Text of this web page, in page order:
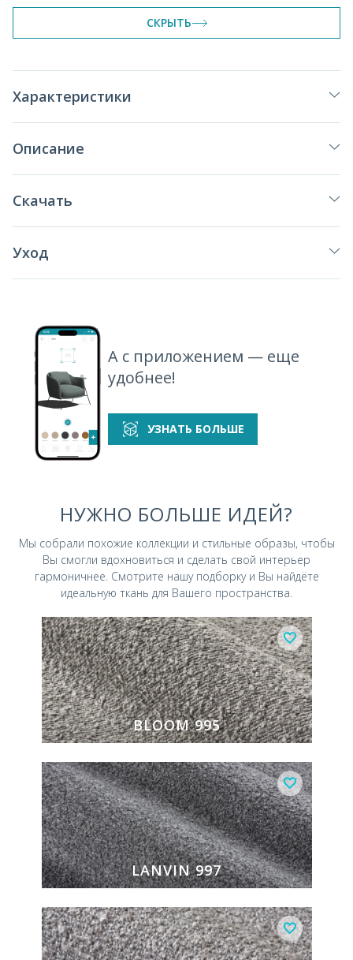
СКРЫТЬ
Характеристики
Описание
Скачать
Уход
А с приложением — еще
удобнее!
УЗНАТЬ БОЛЬШЕ
НУЖНО БОЛЬШЕ ИДЕЙ?
Мы собрали похожие коллекции и стильные образы, чтобы
Вы смогли вдохновиться и сделать свой интерьер
гармоничнее. Смотрите нашу подборку и Вы найдёте
идеальную ткань для Вашего пространства.
BLOOM 995
LANVIN 997